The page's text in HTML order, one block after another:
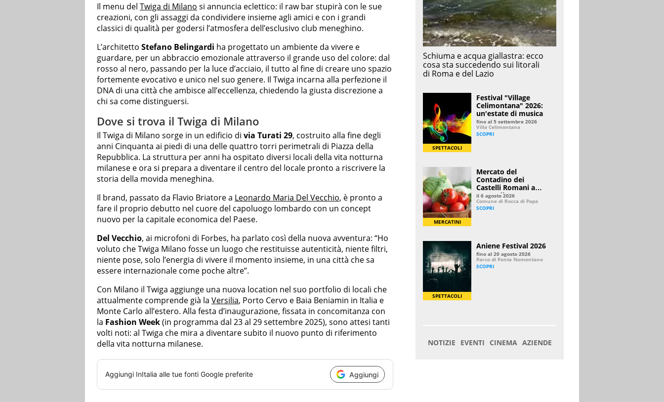
Il menu del Twiga di Milano si annuncia eclettico: il raw bar stupirà con le sue
creazioni, con gli assaggi da condividere insieme agli amici e con i grandi
classici di qualità per godersi l’atmosfera dell’esclusivo club meneghino.
L’architetto Stefano Belingardi ha progettato un ambiente da vivere e
guardare, per un abbraccio emozionale attraverso il grande uso del colore: dal
rosso al nero, passando per la luce d’acciaio, il tutto al fine di creare uno spazio
fortemente evocativo e unico nel suo genere. Il Twiga incarna alla perfezione il
DNA di una città che ambisce all’eccellenza, chiedendo la giusta discrezione a
chi sa come distinguersi.
Dove si trova il Twiga di Milano
Il Twiga di Milano sorge in un edificio di via Turati 29, costruito alla fine degli
anni Cinquanta ai piedi di una delle quattro torri perimetrali di Piazza della
Repubblica. La struttura per anni ha ospitato diversi locali della vita notturna
milanese e ora si prepara a diventare il centro del locale pronto a riscrivere la
storia della movida meneghina.
Il brand, passato da Flavio Briatore a Leonardo Maria Del Vecchio, è pronto a
fare il proprio debutto nel cuore del capoluogo lombardo con un concept
nuovo per la capitale economica del Paese.
Del Vecchio, ai microfoni di Forbes, ha parlato così della nuova avventura: “Ho
voluto che Twiga Milano fosse un luogo che restituisse autenticità, niente filtri,
niente pose, solo l’energia di vivere il momento insieme, in una città che sa
essere internazionale come poche altre”.
Con Milano il Twiga aggiunge una nuova location nel suo portfolio di locali che
attualmente comprende già la Versilia, Porto Cervo e Baia Beniamin in Italia e
Monte Carlo all’estero. Alla festa d’inaugurazione, fissata in concomitanza con
la Fashion Week(in programma dal 23 al 29 settembre 2025), sono attesi tanti
volti noti: al Twiga che mira a diventare subito il nuovo punto di riferimento
della vita notturna milanese.
Aggiungi InItalia alle tue fonti Google preferite Aggiungi